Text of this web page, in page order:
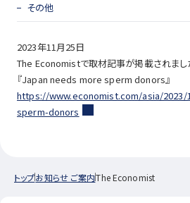
その他
2023年11月25日
The Economistで取材記事が掲載されまし
『Japan needs more sperm donors』
https://www.economist.com/asia/
sperm-donors
トップお知らせ ご案内The Economist